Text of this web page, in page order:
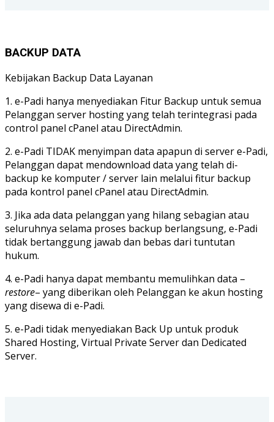
BACKUP DATA
Kebijakan Backup Data Layanan
1. e-Padi hanya menyediakan Fitur Backup untuk semua
Pelanggan server hosting yang telah terintegrasi pada
control panel cPanel atau DirectAdmin.
2. e-Padi TIDAK menyimpan data apapun di server e-Padi,
Pelanggan dapat mendownload data yang telah di-
backup ke komputer / server lain melalui fitur backup
pada kontrol panel cPanel atau DirectAdmin.
3. Jika ada data pelanggan yang hilang sebagian atau
seluruhnya selama proses backup berlangsung, e-Padi
tidak bertanggung jawab dan bebas dari tuntutan
hukum.
4. e-Padi hanya dapat membantu memulihkan data –
restore– yang diberikan oleh Pelanggan ke akun hosting
yang disewa di e-Padi.
5. e-Padi tidak menyediakan Back Up untuk produk
Shared Hosting, Virtual Private Server dan Dedicated
Server.